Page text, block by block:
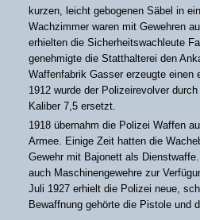
kurzen, leicht gebogenen Säbel in
Wachzimmer waren mit Gewehren
erhielten die Sicherheitswachleute
genehmigte die Statthalterei den
Waffenfabrik Gasser erzeugte einen
1912 wurde der Polizeirevolver
Kaliber 7,5 ersetzt.
1918 übernahm die Polizei Waffen
Armee. Einige Zeit hatten die
Gewehr mit Bajonett als
auch Maschinengewehre zur
Juli 1927 erhielt die Polizei neue,
Bewaffnung gehörte die Pistole und